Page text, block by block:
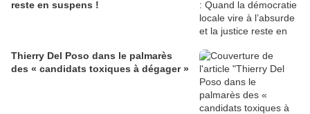
reste en suspens !
Thierry Del Poso dans le palmarès
des « candidats toxiques à dégager »